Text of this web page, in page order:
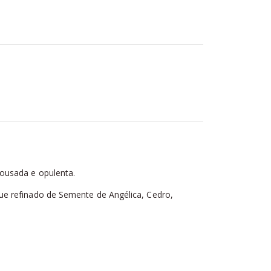
e opulenta.
refinado de Semente de Angélica, Cedro,